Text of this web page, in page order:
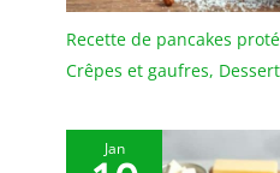
Recette de pancakes
Crêpes et gaufres,
Jan